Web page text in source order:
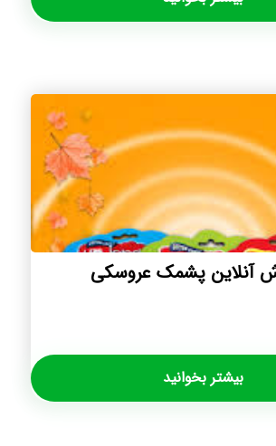
آنلاین پشمک عروسکی
بیشتر بخوانید